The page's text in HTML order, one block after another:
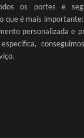
os portes e
que é mais
personalizada e